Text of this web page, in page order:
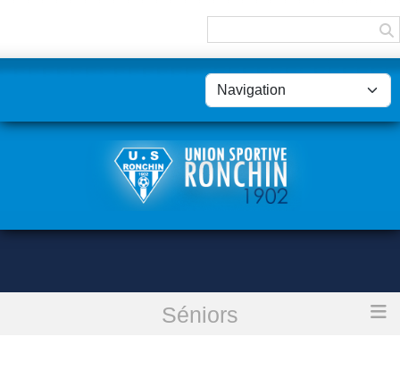
Séniors
Roubaix Oc 2 - Seniors B : annulé